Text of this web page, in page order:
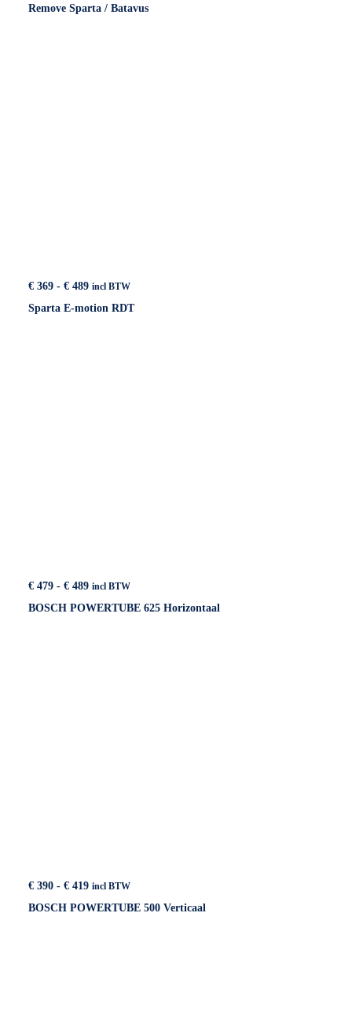
tot
Remove Sparta / Batavus
€ 369 - € 489Prijsklasse:
tot
incl BTW
Sparta E-motion RDT
€ 479 - € 489Prijsklasse:
tot
incl BTW
BOSCH POWERTUBE 625 Horizontaal
€ 390 - € 419Prijsklasse:
tot
incl BTW
BOSCH POWERTUBE 500 Verticaal